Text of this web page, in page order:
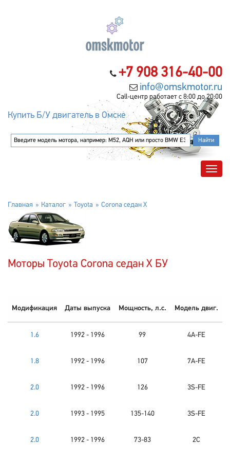
+7 908 316-40-00
info@omskmotor.ru
Call-центр работает с 8:00 до 20:00
Купить Б/У двигатель в Омске
Главная Каталог Toyota Corona седан X
Моторы Toyota Corona седан X БУ
Модификация Даты выпуска Мощность, л.с. Модель двиг.
1.6 1992 - 1996 99 4A-FE
1.8 1992 - 1996 107 7A-FE
2.0 1992 - 1996 126 3S-FE
2.0 1993 - 1995 135-140 3S-FE
2.0 1992 - 1996 73-83 2C